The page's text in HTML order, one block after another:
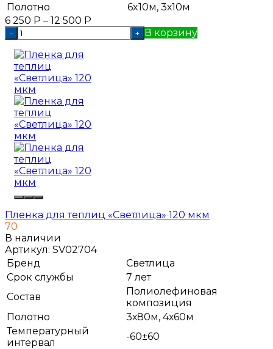
Полотно
6x10м, 3х10м
6 250 Р – 12 500 Р
- + В корзину
Пленка для теплиц «Светлица» 120 мкм
70
В наличии
Артикул: SV02704
Бренд
Светлица
Срок службы
7 лет
Состав
Полиолефиновая
композиция
Полотно
3х80м, 4х60м
Температурный
интервал
-60±60